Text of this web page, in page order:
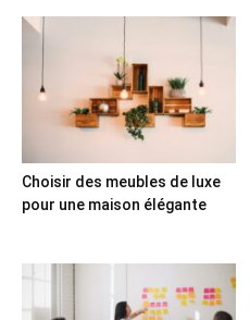
Choisir des meubles de luxe
pour une maison élégante